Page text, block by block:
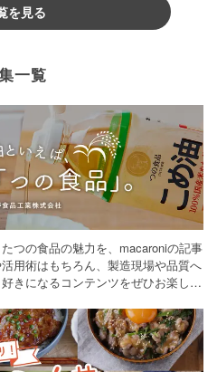
を見る
一覧
つの食品の魅力を、macaroniの記事
用術はもちろん、製造現場や品質へ
きになるコンテンツをぜひお楽しみ